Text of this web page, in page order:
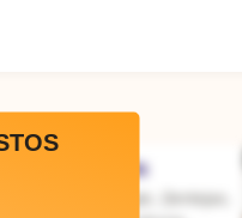
Veggie Pirata
medallón veggie, (lentejas,